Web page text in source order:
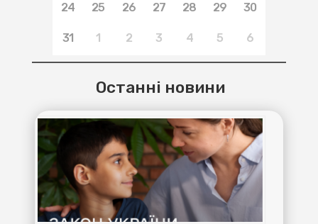
24 25 26 27 28 29 30
31 1 2 3 4 5 6
Останні новини